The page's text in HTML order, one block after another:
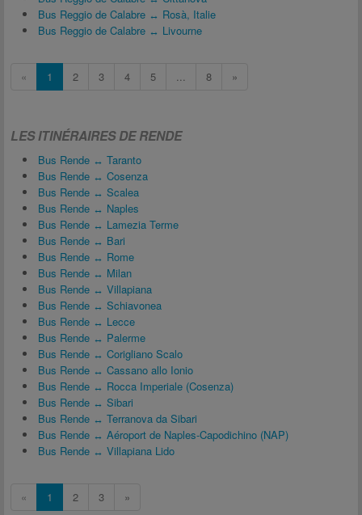
Bus Reggio de Calabre ↔ Rosà, Italie
Bus Reggio de Calabre ↔ Livourne
« 1 2 3 4 5 ... 8 »
LES ITINÉRAIRES DE RENDE
Bus Rende ↔ Taranto
Bus Rende ↔ Cosenza
Bus Rende ↔ Scalea
Bus Rende ↔ Naples
Bus Rende ↔ Lamezia Terme
Bus Rende ↔ Bari
Bus Rende ↔ Rome
Bus Rende ↔ Milan
Bus Rende ↔ Villapiana
Bus Rende ↔ Schiavonea
Bus Rende ↔ Lecce
Bus Rende ↔ Palerme
Bus Rende ↔ Corigliano Scalo
Bus Rende ↔ Cassano allo Ionio
Bus Rende ↔ Rocca Imperiale (Cosenza)
Bus Rende ↔ Sibari
Bus Rende ↔ Terranova da Sibari
Bus Rende ↔ Aéroport de Naples-Capodichino (NAP)
Bus Rende ↔ Villapiana Lido
« 1 2 3 »